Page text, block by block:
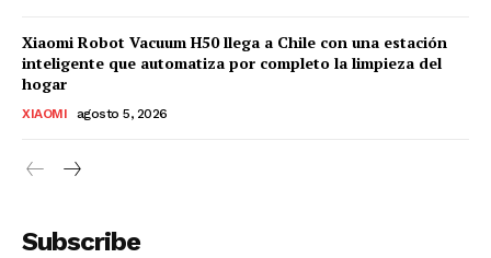
Xiaomi Robot Vacuum H50 llega a Chile con una estación
inteligente que automatiza por completo la limpieza del
hogar
XIAOMI agosto 5, 2026
Subscribe